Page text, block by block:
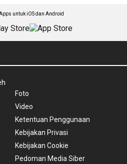
untuk iOS dan Android
Foto
Video
Ketentuan Penggunaan
Kebijakan Privasi
Kebijakan Cookie
Pedoman Media Siber